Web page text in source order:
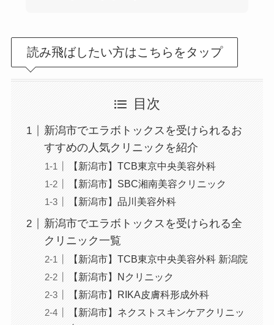
読み飛ばしたい方はこちらをタップ
目次
新潟市でエラボトックスを受けられるお
すすめの人気クリニックを紹介
【新潟市】TCB東京中央美容外科
【新潟市】SBC湘南美容クリニック
【新潟市】品川美容外科
新潟市でエラボトックスを受けられる全
クリニック一覧
【新潟市】TCB東京中央美容外科 新潟院
【新潟市】Nクリニック
【新潟市】RIKA皮膚科形成外科
【新潟市】ネクストスキンケアクリニッ